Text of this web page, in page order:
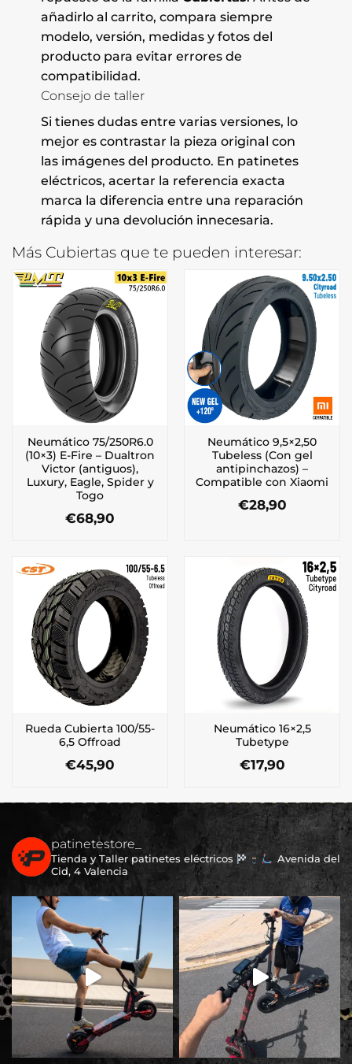
añadirlo al carrito, compara siempre
modelo, versión, medidas y fotos del
producto para evitar errores de
compatibilidad.
Consejo de taller
Si tienes dudas entre varias versiones, lo
mejor es contrastar la pieza original con
las imágenes del producto. En patinetes
eléctricos, acertar la referencia exacta
marca la diferencia entre una reparación
rápida y una devolución innecesaria.
Más Cubiertas que te pueden interesar:
Neumático 75/250R6.0
(10×3) E-Fire – Dualtron
Victor (antiguos),
Luxury, Eagle, Spider y
Togo
€68,90
Neumático 9,5×2,50
Tubeless (Con gel
antipinchazos) –
Compatible con Xiaomi
€28,90
Rueda Cubierta 100/55-
6,5 Offroad
€45,90
Neumático 16×2,5
Tubetype
€17,90
patinetestore_
Tienda y Taller patinetes eléctricos
Avenida del
Cid, 4 Valencia